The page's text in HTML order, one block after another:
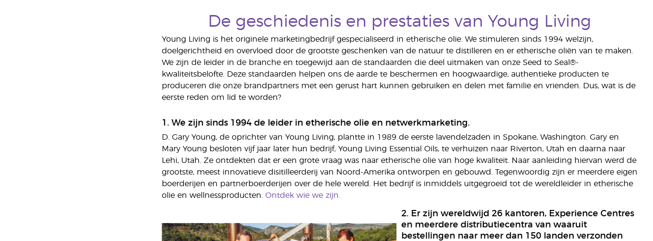
De geschiedenis en prestaties van Young Living
Young Living is het originele marketingbedrijf gespecialiseerd in etherische olie. We stimuleren sinds 1994 welzijn,
doelgerichtheid en overvloed door de grootste geschenken van de natuur te distilleren en er etherische oliën van te maken.
We zijn de leider in de branche en toegewijd aan de standaarden die deel uitmaken van onze Seed to Seal®-
kwaliteitsbelofte. Deze standaarden helpen ons de aarde te beschermen en hoogwaardige, authentieke producten te
produceren die onze brandpartners met een gerust hart kunnen gebruiken en delen met familie en vrienden. Dus, wat is de
eerste reden om lid te worden?
1. We zijn sinds 1994 de leider in etherische olie en netwerkmarketing.
D. Gary Young, de oprichter van Young Living, plantte in 1989 de eerste lavendelzaden in Spokane, Washington. Gary en
Mary Young besloten vijf jaar later hun bedrijf, Young Living Essential Oils, te verhuizen naar Riverton, Utah en daarna naar
Lehi, Utah. Ze ontdekten dat er een grote vraag was naar etherische olie van hoge kwaliteit. Naar aanleiding hiervan werd de
grootste, meest innovatieve disitilleerderij van Noord-Amerika ontworpen en gebouwd. Tegenwoordig zijn er meerdere eigen
boerderijen en partnerboerderijen over de hele wereld. Het bedrijf is inmiddels uitgegroeid tot de wereldleider in etherische
olie en wellnessproducten. Ontdek wie we zijn.
2. Er zijn wereldwijd 26 kantoren, Experience Centres
en meerdere distributiecentra van waaruit
bestellingen naar meer dan 150 landen verzonden